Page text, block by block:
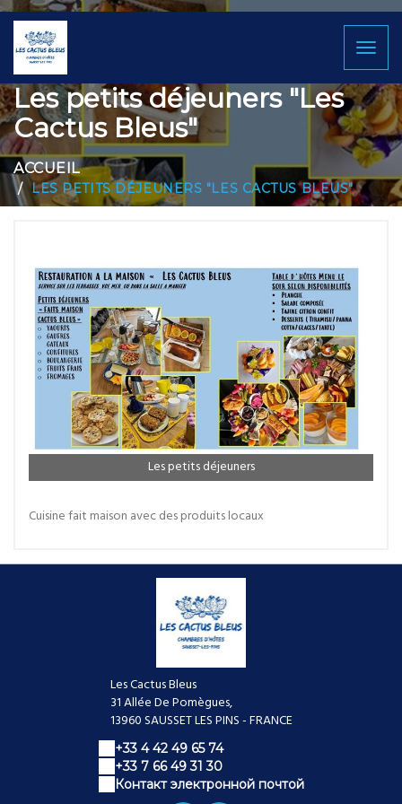
Les petits déjeuners "Les
Cactus Bleus"
ACCUEIL
LES PETITS DÉJEUNERS "LES CACTUS BLEUS"
Les petits déjeuners
Cuisine fait maison avec des produits locaux
Les Cactus Bleus
31 Allée De Pomègues,
13960 SAUSSET LES PINS - FRANCE
+33 4 42 49 65 74
+33 7 66 49 31 30
Контакт электронной почтой